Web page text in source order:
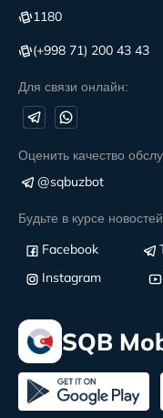
1180
(+998 71) 200 43 43
Для связи онлайн:
Оценить качество
@sqbuzbot
Будьте в курсе
Facebook
Instagram
SQB